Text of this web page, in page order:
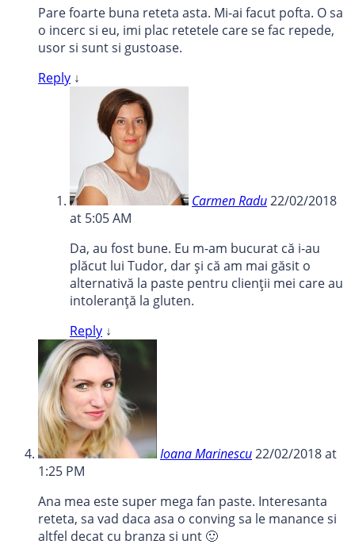
Pare foarte buna reteta asta. Mi-ai facut pofta. O sa
o incerc si eu, imi plac retetele care se fac repede,
usor si sunt si gustoase.
Reply ↓
Carmen Radu22/02/2018
at 5:05 AM
Da, au fost bune. Eu m-am bucurat că i-au
plăcut lui Tudor, dar și că am mai găsit o
alternativă la paste pentru clienții mei care au
intoleranță la gluten.
Reply ↓
Ioana Marinescu22/02/2018 at
1:25 PM
Ana mea este super mega fan paste. Interesanta
reteta, sa vad daca asa o conving sa le manance si
altfel decat cu branza si unt 🙂